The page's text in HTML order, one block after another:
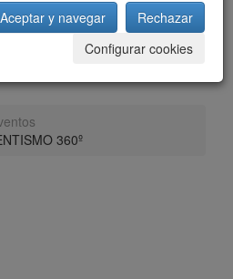
360º
Aceptar y navegar
Rechazar
Configurar cookies